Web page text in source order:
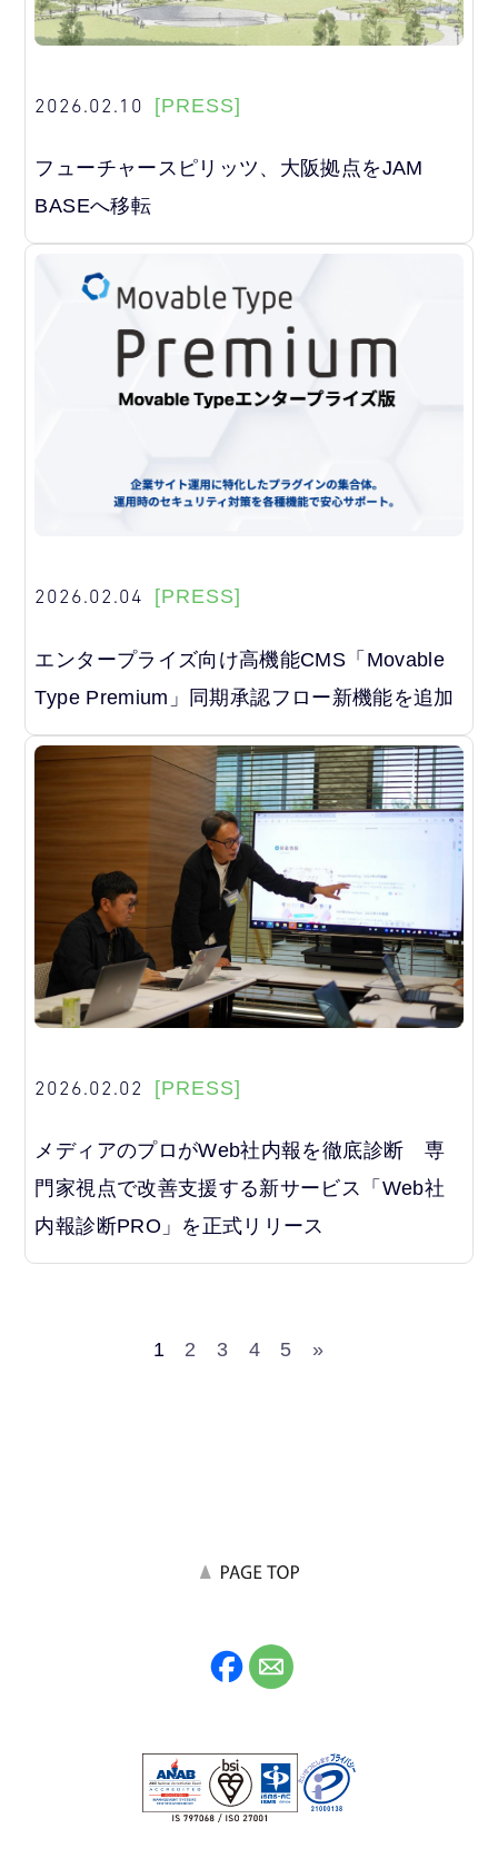
2026.02.10 [PRESS]
フューチャースピリッツ、大阪拠点をJAM
BASEへ移転
2026.02.04 [PRESS]
エンタープライズ向け高機能CMS「Movable
Type Premium」同期承認フロー新機能を追加
2026.02.02 [PRESS]
メディアのプロがWeb社内報を徹底診断 専
門家視点で改善支援する新サービス「Web社
内報診断PRO」を正式リリース
1 2 3 4 5 »